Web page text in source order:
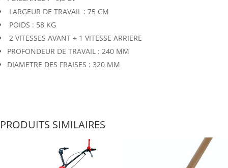
LARGEUR DE TRAVAIL : 75 CM
POIDS : 58 KG
2 VITESSES AVANT + 1 VITESSE ARRIERE
PROFONDEUR DE TRAVAIL : 240 MM
DIAMETRE DES FRAISES : 320 MM
PRODUITS SIMILAIRES